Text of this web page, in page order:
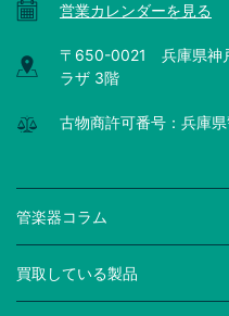
営業カレンダーを見る
〒650-0021 兵庫県神
ラザ 3階
古物商許可番号：兵庫
管楽器コラム
買取している製品